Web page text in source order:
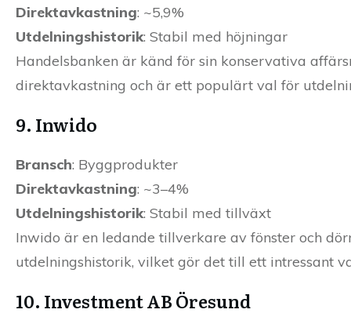
Direktavkastning: ~5,9%
Utdelningshistorik: Stabil med höjningar
Handelsbanken är känd för sin konservativa
direktavkastning och är ett populärt val för
9. Inwido
Bransch: Byggprodukter
Direktavkastning: ~3–4%
Utdelningshistorik: Stabil med tillväxt
Inwido är en ledande tillverkare av fönster och
utdelningshistorik, vilket gör det till ett intressant
10. Investment AB Öresund